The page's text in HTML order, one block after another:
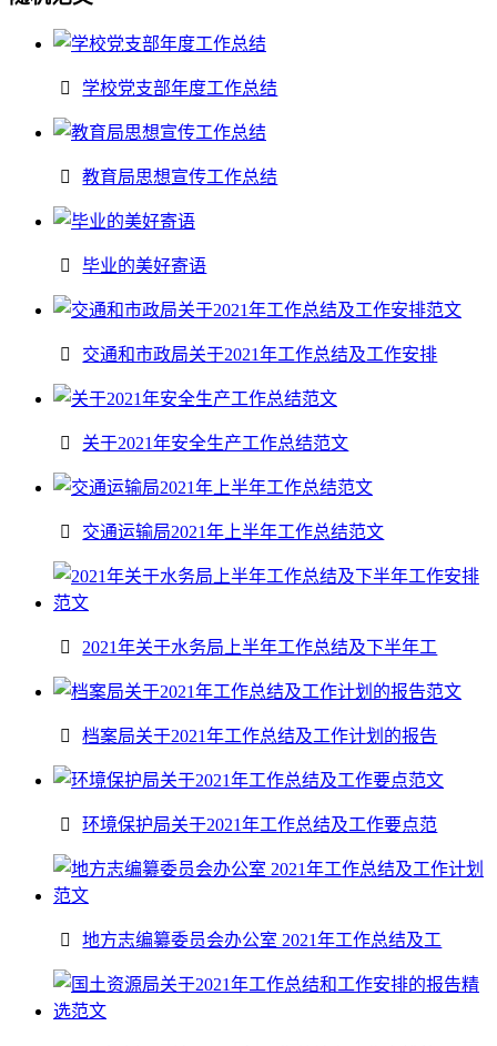
学校党支部年度工作总结
教育局思想宣传工作总结
毕业的美好寄语
交通和市政局关于2021年工作总结及工作安排
关于2021年安全生产工作总结范文
交通运输局2021年上半年工作总结范文
2021年关于水务局上半年工作总结及下半年工
档案局关于2021年工作总结及工作计划的报告
环境保护局关于2021年工作总结及工作要点范
地方志编纂委员会办公室 2021年工作总结及工